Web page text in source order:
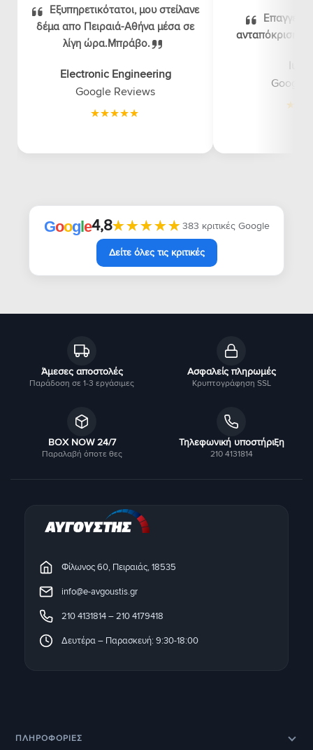
Άμεσες αποστολές
Παράδοση σε 1-3 εργάσιμες
Ασφαλείς πληρωμές
Κρυπτογράφηση SSL
BOX NOW 24/7
Παραλαβή όποτε θες
Τηλεφωνική υποστήριξη
210 4131814
Εξυπηρετικότατοι, μου στείλανε
δέμα απο Πειραιά-Αθήνα μέσα σε
λίγη ώρα.Μπράβο.
Electronic Engineering
Google Reviews
ανταπόκριση,
Google
Google4,8★★★★★
★★★★★ 383 κριτικές Google
Δείτε όλες τις κριτικές
Φίλωνος 60, Πειραιάς, 18535
info@e-avgoustis.gr
210 4131814–210 4179418
Δευτέρα – Παρασκευή: 9:30-18:00
ΠΛΗΡΟΦΟΡΊΕΣ